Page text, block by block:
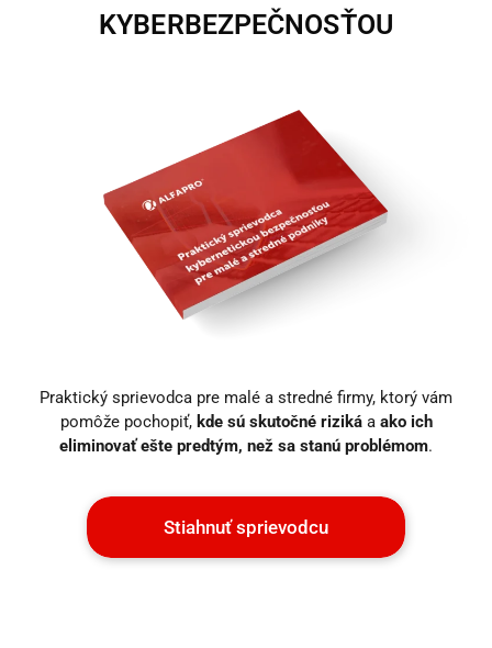
KYBERBEZPEČNOSŤOU
Praktický sprievodca pre malé a stredné firmy, ktorý vám
pomôže pochopiť, kde sú skutočné rizikáa ako ich
eliminovať ešte predtým, než sa stanú problémom.
Stiahnuť sprievodcu